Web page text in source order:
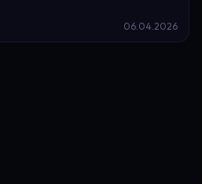
06.04.2026